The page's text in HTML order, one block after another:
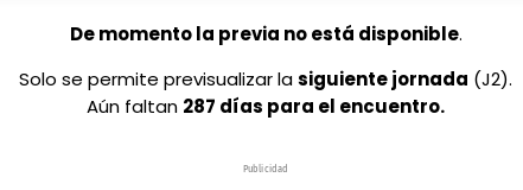
De momento la previa no está disponible.
Solo se permite previsualizar lasiguiente jornada (J2).
Aún faltan 287 días para el encuentro.
Publicidad